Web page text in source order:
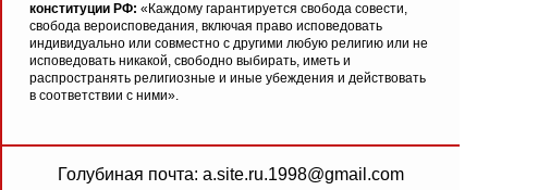
конституции РФ: «Каждому гарантируется свобода совести,
свобода вероисповедания, включая право исповедовать
индивидуально или совместно с другими любую религию или не
исповедовать никакой, свободно выбирать, иметь и
распространять религиозные и иные убеждения и действовать
в соответствии с ними».
Голубиная почта: a.site.ru.1998@gmail.com